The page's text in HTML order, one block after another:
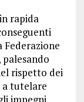
rapida
Federazione
rispetto dei
a tutelare